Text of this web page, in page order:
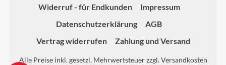
Widerruf - für Endkunden
Impressum
Datenschutzerklärung
AGB
Vertrag widerrufen
Zahlung und Versand
Alle Preise inkl. gesetzl. Mehrwertsteuer zzgl.Versandkosten